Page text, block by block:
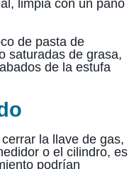
limpia con un paño
de pasta de
saturadas de grasa,
de la estufa
la llave de gas,
o el cilindro, es
podrían